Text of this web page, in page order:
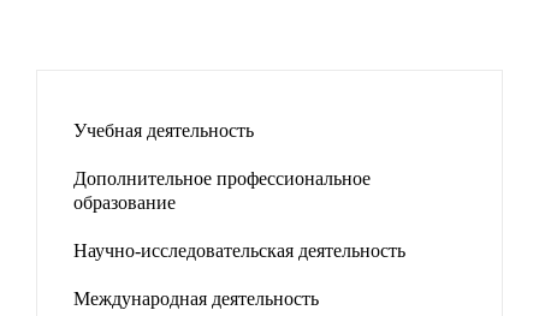
Учебная деятельность
Дополнительное профессиональное
образование
Научно-исследовательская деятельность
Международная деятельность